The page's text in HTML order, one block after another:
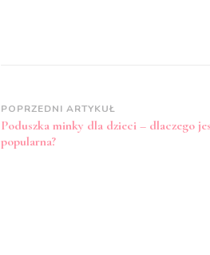
Zobacz
wpisy
POPRZEDNI ARTYKUŁ
Poduszka minky dla dzieci – dlaczego
popularna?